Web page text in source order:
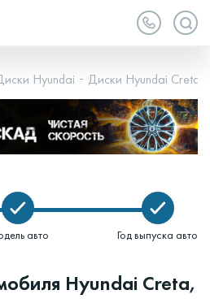
Hyundai Диски Hyundai Creta
авто Год выпуска авто
Hyundai Creta,